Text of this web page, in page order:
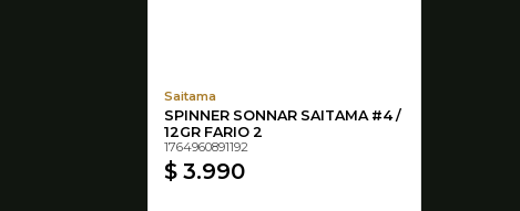
Saitama
SPINNER SONNAR SAITAMA #4 /
12GR FARIO 2
1764960891192
$ 3.990